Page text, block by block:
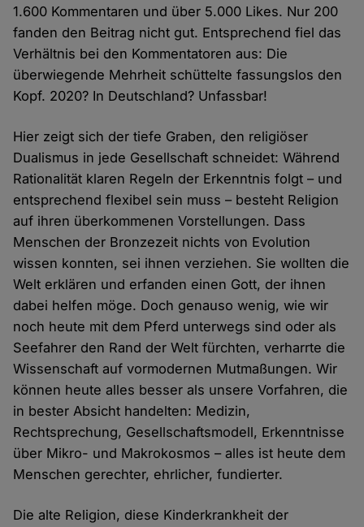
1.600 Kommentaren und über 5.000 Likes. Nur 200
fanden den Beitrag nicht gut. Entsprechend fiel das
Verhältnis bei den Kommentatoren aus: Die
überwiegende Mehrheit schüttelte fassungslos den
Kopf. 2020? In Deutschland? Unfassbar!
Hier zeigt sich der tiefe Graben, den religiöser
Dualismus in jede Gesellschaft schneidet: Während
Rationalität klaren Regeln der Erkenntnis folgt – und
entsprechend flexibel sein muss – besteht Religion
auf ihren überkommenen Vorstellungen. Dass
Menschen der Bronzezeit nichts von Evolution
wissen konnten, sei ihnen verziehen. Sie wollten die
Welt erklären und erfanden einen Gott, der ihnen
dabei helfen möge. Doch genauso wenig, wie wir
noch heute mit dem Pferd unterwegs sind oder als
Seefahrer den Rand der Welt fürchten, verharrte die
Wissenschaft auf vormodernen Mutmaßungen. Wir
können heute alles besser als unsere Vorfahren, die
in bester Absicht handelten: Medizin,
Rechtsprechung, Gesellschaftsmodell, Erkenntnisse
über Mikro- und Makrokosmos – alles ist heute dem
Menschen gerechter, ehrlicher, fundierter.
Die alte Religion, diese Kinderkrankheit der